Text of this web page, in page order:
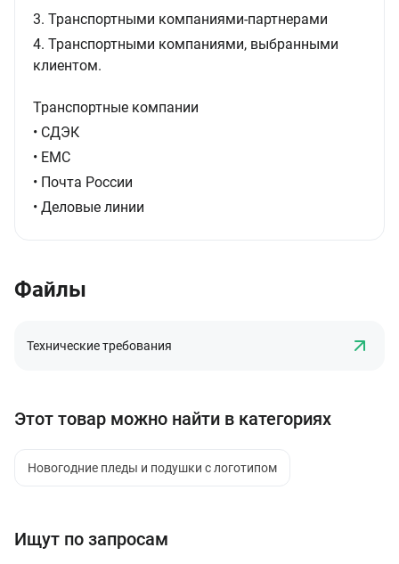
3. Транспортными компаниями-партнерами
4. Транспортными компаниями, выбранными
клиентом.
Транспортные компании
• СДЭК
• ЕМС
• Почта России
• Деловые линии
Файлы
Технические требования
Этот товар можно найти в категориях
Новогодние пледы и подушки с логотипом
Ищут по запросам